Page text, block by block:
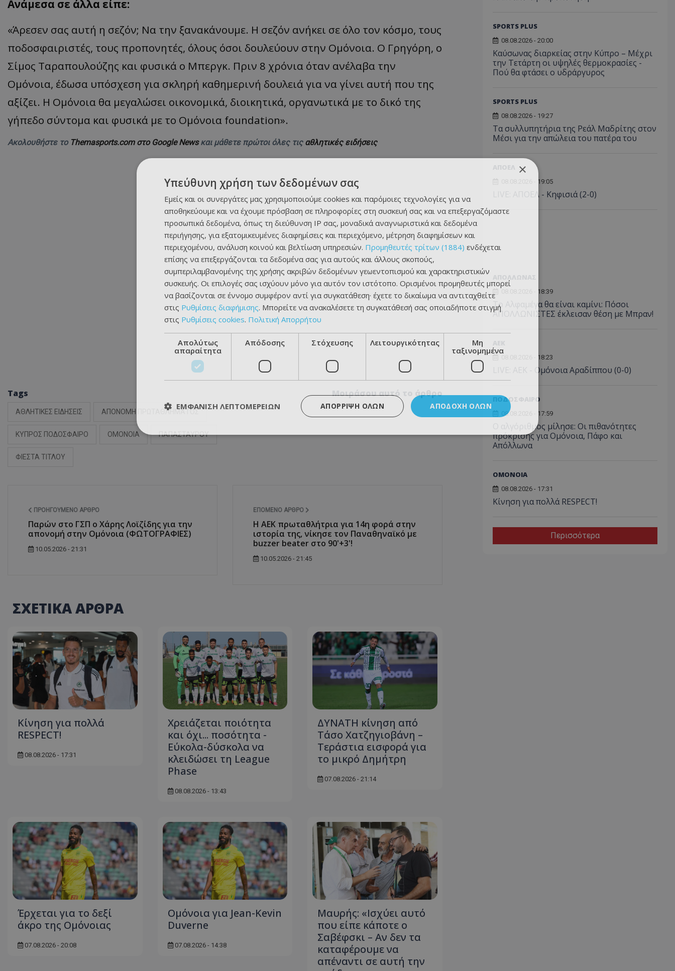
Ανάμεσα σε άλλα είπε:
«Άρεσεν σας αυτή η σεζόν; Να την ξανακάνουμε. Η σεζόν ανήκει σε όλο τον κόσμο, τους
ποδοσφαιριστές, τους προπονητές, όλους όσοι δουλεύουν στην Ομόνοια. Ο Γρηγόρη, ο
Σίμος Ταραπουλούζης και φυσικά ο Μπεργκ. Πριν 8 χρόνια όταν ανέλαβα την
Ομόνοια, έδωσα υπόσχεση για σκληρή καθημερινή δουλειά για να γίνει αυτή που της
αξίζει. Η Ομόνοια θα μεγαλώσει οικονομικά, διοικητικά, οργανωτικά με το δικό της
γήπεδο σύντομα και φυσικά με το Ομόνοια foundation».
Ακολουθήστε το Themasports.com στο Google Newsκαι μάθετε πρώτοι όλες τις αθλητικές ειδήσεις
Tags
ΑΘΛΗΤΙΚΕΣ ΕΙΔΗΣΕΙΣ ΑΠΟΝΟΜΗ ΠΡΩΤΑΘΛΗΜΑΤΟΣ
ΚΥΠΡΟΣ ΠΟΔΟΣΦΑΙΡΟ ΟΜΟΝΟΙΑ ΠΑΠΑΣΤΑΥΡΟΥ
ΦΙΕΣΤΑ ΤΙΤΛΟΥ
Μοιράσου αυτό το άρθρο
ΠΡΟΗΓΟΎΜΕΝΟ ΆΡΘΡΟ
Παρών στο ΓΣΠ ο Χάρης Λοϊζίδης για την
απονομή στην Ομόνοια (ΦΩΤΟΓΡΑΦΙΕΣ)
10.05.2026 - 21:31
ΕΠΌΜΕΝΟ ΆΡΘΡΟ
Η ΑΕΚ πρωταθλήτρια για 14η φορά στην
ιστορία της, νίκησε τον Παναθηναϊκό με
buzzer beater στο 90'+3'!
10.05.2026 - 21:45
ΣΧΕΤΙΚΑ ΑΡΘΡΑ
Κίνηση για πολλά
RESPECT!
08.08.2026 - 17:31
Χρειάζεται ποιότητα
και όχι... ποσότητα -
Εύκολα-δύσκολα να
κλειδώσει τη League
Phase
08.08.2026 - 13:43
ΔΥΝΑΤΗ κίνηση από
Τάσο Χατζηγιοβάνη –
Τεράστια εισφορά για
το μικρό Δημήτρη
07.08.2026 - 21:14
Έρχεται για το δεξί
άκρο της Ομόνοιας
07.08.2026 - 20:08
Ομόνοια για Jean-Kevin
Duverne
07.08.2026 - 14:38
Μαυρής: «Ισχύει αυτό
που είπε κάποτε ο
Σαβέφσκι – Αν δεν τα
καταφέρουμε να
απέναντι σε αυτή την
SPORTS PLUS
08.08.2026 - 20:00
Καύσωνας διαρκείας στην Κύπρο – Μέχρι
την Τετάρτη οι υψηλές θερμοκρασίες -
Πού θα φτάσει ο υδράργυρος
SPORTS PLUS
08.08.2026 - 19:27
Τα συλλυπητήρια της Ρεάλ Μαδρίτης στον
Μέσι για την απώλεια του πατέρα του
08.08.2026 - 19:05
LIVE: ΑΠΟΕΛ - Κηφισιά (2-0)
08.08.2026 - 18:39
Το Αλφαμέγα θα είναι καμίνι: Πόσοι
ΑΠΟΛΛΩΝΙΣΤΕΣ έκλεισαν θέση με Μπραν!
08.08.2026 - 18:23
LIVE: ΑΕΚ - Ομόνοια Αραδίππου (0-0)
ΠΟΔΟΣΦΑΙΡΟ
08.08.2026 - 17:59
Ο αλγόριθμος μίλησε: Οι πιθανότητες
πρόκρισης για Ομόνοια, Πάφο και
Απόλλωνα
ΟΜΟΝΟΙΑ
08.08.2026 - 17:31
Κίνηση για πολλά RESPECT!
Περισσότερα
×
Υπεύθυνη χρήση των δεδομένων σας
Εμείς και οι συνεργάτες μας χρησιμοποιούμε cookies και παρόμοιες τεχνολογίες για να
αποθηκεύουμε και να έχουμε πρόσβαση σε πληροφορίες στη συσκευή σας και να επεξεργαζόμαστε
προσωπικά δεδομένα, όπως τη διεύθυνση IP σας, μοναδικά αναγνωριστικά και δεδομένα
περιήγησης, για εξατομικευμένες διαφημίσεις και περιεχόμενο, μέτρηση διαφημίσεων και
περιεχομένου, ανάλυση κοινού και βελτίωση υπηρεσιών. Προμηθευτές τρίτων (1884) ενδέχεται
επίσης να επεξεργάζονται τα δεδομένα σας για αυτούς και άλλους σκοπούς,
συμπεριλαμβανομένης της χρήσης ακριβών δεδομένων γεωεντοπισμού και χαρακτηριστικών
συσκευής. Οι επιλογές σας ισχύουν μόνο για αυτόν τον ιστότοπο. Ορισμένοι προμηθευτές μπορεί
να βασίζονται σε έννομο συμφέρον αντί για συγκατάθεση· έχετε το δικαίωμα να αντιταχθείτε
στις Ρυθμίσεις διαφήμισης. Μπορείτε να ανακαλέσετε τη συγκατάθεσή σας οποιαδήποτε στιγμή
στις Ρυθμίσεις cookies. Πολιτική Απορρήτου
Απολύτως
απαραίτητα
Απόδοσης Στόχευσης Λειτουργικότητας
Μη
ταξινομημένα
ΑΠΟΔΟΧΉ ΌΛΩΝ
ΑΠΌΡΡΙΨΗ ΌΛΩΝ
ΕΜΦΆΝΙΣΗ ΛΕΠΤΟΜΕΡΕΙΏΝ